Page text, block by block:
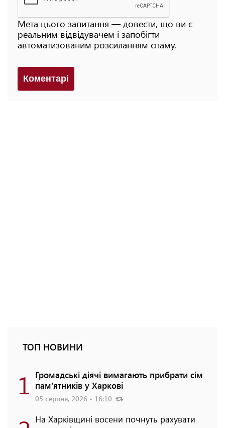
Мета цього запитання — довести, що ви є
реальним відвідувачем і запобігти
автоматизованим розсиланням спаму.
Коментарi
ТОП НОВИНИ
1 Громадські діячі вимагають прибрати сім
пам'ятників у Харкові
05 серпня, 2026 - 16:10
На Харківщині восени почнуть рахувати